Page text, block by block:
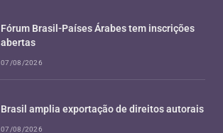
Fórum Brasil-Países Árabes tem inscrições
abertas
07/08/2026
Brasil amplia exportação de direitos autorais
07/08/2026